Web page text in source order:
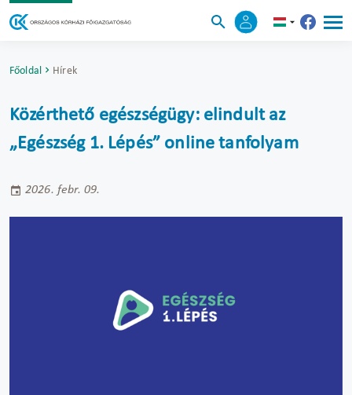
Főoldal Hírek
Közérthető egészségügy: elindult az
„Egészség 1. Lépés” online tanfolyam
2026. febr. 09.